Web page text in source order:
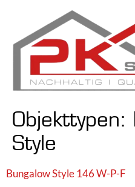
Objekttypen:
Style
Bungalow Style 146 W-P-F